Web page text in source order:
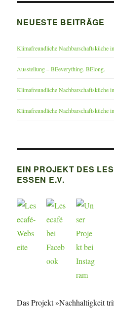
NEUESTE BEITRÄGE
Klimafreundliche Nachbarschaftsküche
Ausstellung – BEeverything. BElong.
Klimafreundliche Nachbarschaftsküche
Klimafreundliche Nachbarschaftsküche
EIN PROJEKT DES
ESSEN E.V.
Das Projekt »Nachhaltigkeit